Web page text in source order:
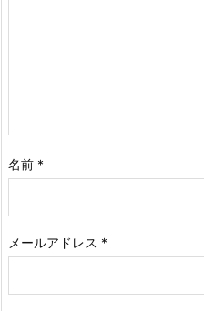
名前 *
メールアドレス *